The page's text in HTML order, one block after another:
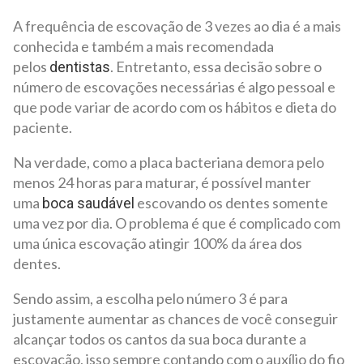
A frequência de escovação de 3 vezes ao dia é a mais
conhecida e também a mais recomendada
pelos dentistas. Entretanto, essa decisão sobre o
número de escovações necessárias é algo pessoal e
que pode variar de acordo com os hábitos e dieta do
paciente.
Na verdade, como a placa bacteriana demora pelo
menos 24 horas para maturar, é possível manter
uma boca saudável escovando os dentes somente
uma vez por dia. O problema é que é complicado com
uma única escovação atingir 100% da área dos
dentes.
Sendo assim, a escolha pelo número 3 é para
justamente aumentar as chances de você conseguir
alcançar todos os cantos da sua boca durante a
escovação, isso sempre contando com o auxílio do fio